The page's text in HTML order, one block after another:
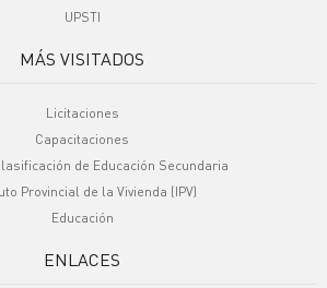
UPSTI
MÁS VISITADOS
Licitaciones
Capacitaciones
de Educación Secundaria
Provincial de la Vivienda (IPV)
Educación
ENLACES